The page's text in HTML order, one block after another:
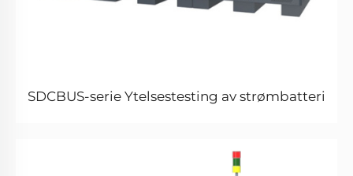
SDCBUS-serie Ytelsestesting av strømbatteri